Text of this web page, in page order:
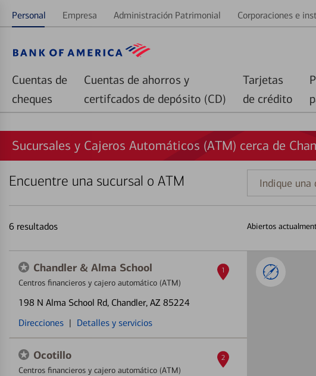
Personal Empresa Administración Patrimonial Corporaciones e
Cuentas de
cheques
Cuentas de ahorros y
certifcados de depósito (CD)
Tarjetas
de crédito
Sucursales y Cajeros Automáticos (ATM) cerca de
Encuentre una sucursal o ATM
Indique
una
6 resultados Abiertos
Chandler & Alma School
Centros financieros y cajero automático (ATM)
198 N Alma School Rd, Chandler, AZ 85224
Direcciones | Detalles y servicios
1
Ocotillo
Centros financieros y cajero automático (ATM)
2